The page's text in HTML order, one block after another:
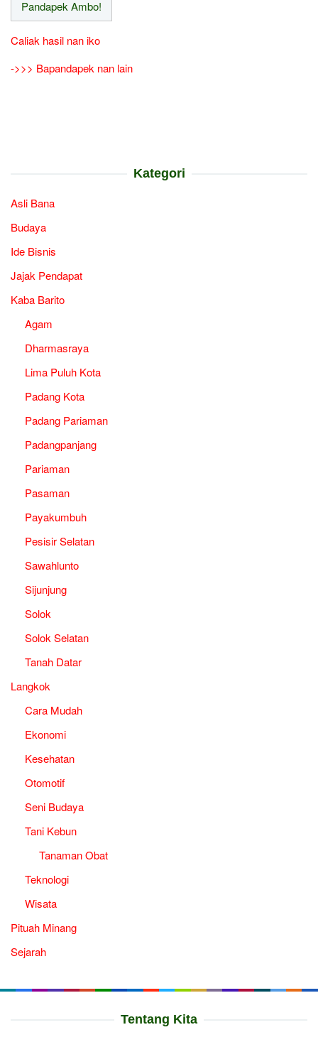
Caliak hasil nan iko
->>> Bapandapek nan lain
Kategori
Asli Bana
Budaya
Ide Bisnis
Jajak Pendapat
Kaba Barito
Agam
Dharmasraya
Lima Puluh Kota
Padang Kota
Padang Pariaman
Padangpanjang
Pariaman
Pasaman
Payakumbuh
Pesisir Selatan
Sawahlunto
Sijunjung
Solok
Solok Selatan
Tanah Datar
Langkok
Cara Mudah
Ekonomi
Kesehatan
Otomotif
Seni Budaya
Tani Kebun
Tanaman Obat
Teknologi
Wisata
Pituah Minang
Sejarah
Tentang Kita